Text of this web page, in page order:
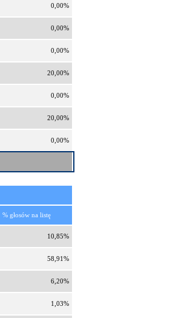
0,00%
0,00%
0,00%
20,00%
0,00%
20,00%
0,00%
% głosów na listę
10,85%
58,91%
6,20%
1,03%